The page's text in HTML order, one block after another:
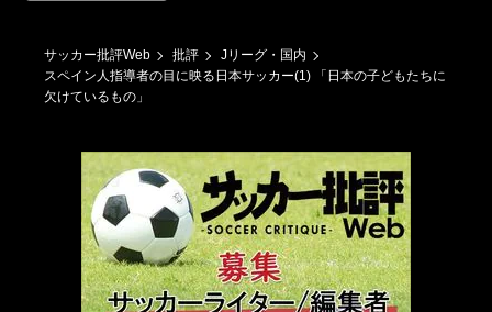
サッカー批評Web 批評
Jリーグ・国内
スペイン人指導者の目に映る日本サッカー(1) 「日本の子どもたちに
欠けているもの」